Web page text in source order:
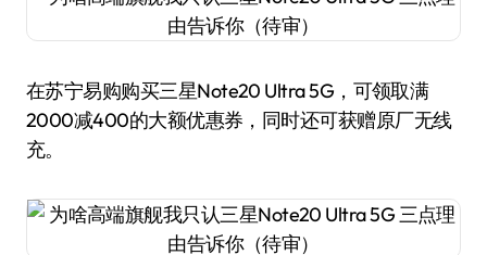
在苏宁易购购买三星Note20 Ultra 5G，可领取满
2000减400的大额优惠券，同时还可获赠原厂无线
充。